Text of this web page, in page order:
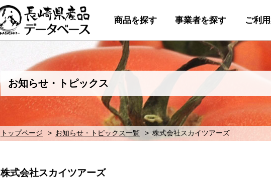
商品を探す 事業者を探す ご利
お知らせ・トピックス
トップページ お知らせ・トピックス一覧 株式会社スカイツアーズ
株式会社スカイツアーズ